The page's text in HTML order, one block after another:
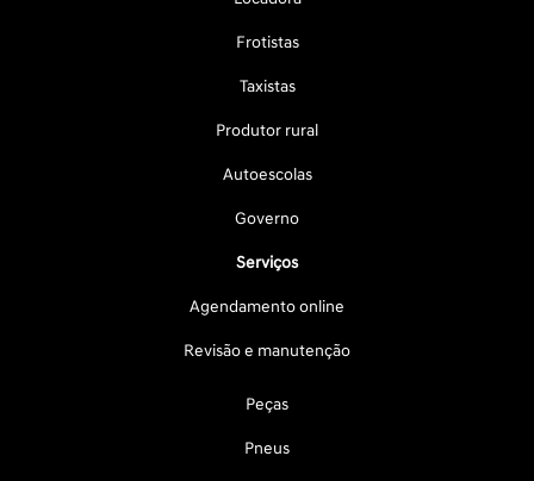
Frotistas
Taxistas
Produtor rural
Autoescolas
Governo
Serviços
Agendamento online
Revisão e manutenção
Peças
Pneus